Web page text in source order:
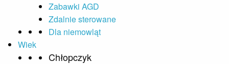
Zabawki AGD
Zdalnie sterowane
Dla niemowląt
Wiek
Chłopczyk